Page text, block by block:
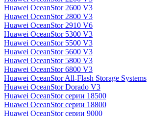
Huawei OceanStor 2600 V3
Huawei OceanStor 2800 V3
Huawei OceanStor 2910 V6
Huawei OceanStor 5300 V3
Huawei OceanStor 5500 V3
Huawei OceanStor 5600 V3
Huawei OceanStor 5800 V3
Huawei OceanStor 6800 V3
Huawei OceanStor All-Flash Storage Systems
Huawei OceanStor Dorado V3
Huawei OceanStor серии 18500
Huawei OceanStor серии 18800
Huawei OceanStor серии 9000